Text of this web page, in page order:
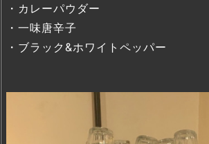
・カレーパウダー
・一味唐辛子
・ブラック&ホワイトペッパー